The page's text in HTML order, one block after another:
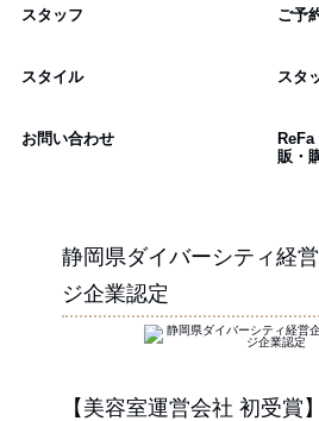
スタッフ ご予
スタイル スタ
お問い合わせ
販・
静岡県ダイバーシティ経
ジ企業認定
【美容室運営会社 初受賞】